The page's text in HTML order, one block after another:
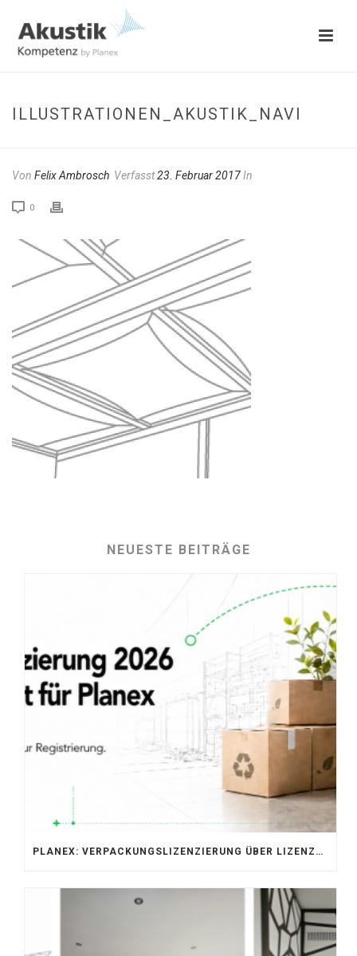
ILLUSTRATIONEN_AKUSTIK_NAVI
Von Felix Ambrosch Verfasst23. Februar 2017In
0
NEUESTE BEITRÄGE
PLANEX: VERPACKUNGSLIZENZIERUNG ÜBER LIZENZERO & LUCID 2026